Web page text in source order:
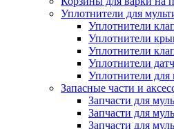
Уплотнители для
Уплотнители
Уплотнители
Уплотнители
Уплотнители
Уплотнители для
Запасные части и
Запчасти для
Запчасти для
Запчасти для